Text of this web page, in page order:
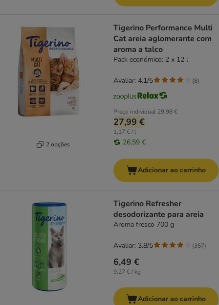
2 opções
Tigerino Performance Multi
Cat areia aglomerante com
aroma a talco
Pack económico: 2 x 12 l
Preço individual 29,98 €
27,99 €
1,17 € / l
26,59 €
Avaliar: 4.1/5 (8)
Adicionar ao carrinho
Tigerino Refresher
desodorizante para areia
Aroma fresco 700 g
6,49 €
9,27 € / kg
Avaliar: 3.8/5 (357)
Adicionar ao carrinho